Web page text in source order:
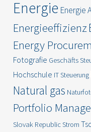
Energie Energie
Energieeffizienz
Energy
Fotografie Geschäfts
Hochschule IT Steuerung
Natural gas
Portfolio
Slovak RepublicStrom